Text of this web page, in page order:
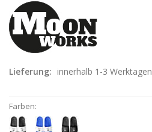
Lieferung: innerhalb 1-3 Werktagen
Farben: